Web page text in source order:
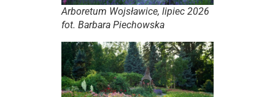
Arboretum Wojsławice, lipiec 2026
fot. Barbara Piechowska